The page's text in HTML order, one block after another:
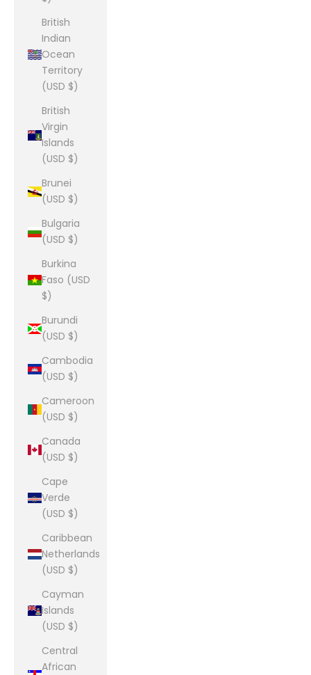
British
Indian
Ocean
Territory
(USD $)
British
Virgin
Islands
(USD $)
Brunei
(USD $)
Bulgaria
(USD $)
Burkina
Faso (USD
$)
Burundi
(USD $)
Cambodia
(USD $)
Cameroon
(USD $)
Canada
(USD $)
Cape
Verde
(USD $)
Caribbean
Netherlands
(USD $)
Cayman
Islands
(USD $)
Central
African